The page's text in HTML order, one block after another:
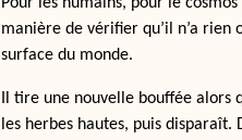
manière de vérifier qu’il n’a rien
surface du monde.
Il tire une nouvelle bouffée alors
les herbes hautes, puis disparaît.